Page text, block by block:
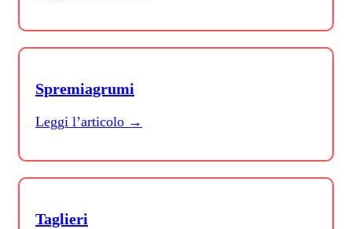
Spremiagrumi
Leggi l’articolo →
Taglieri